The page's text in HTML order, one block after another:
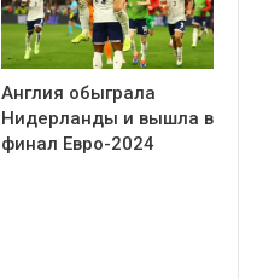
Англия обыграла
Нидерланды и вышла в
финал Евро-2024